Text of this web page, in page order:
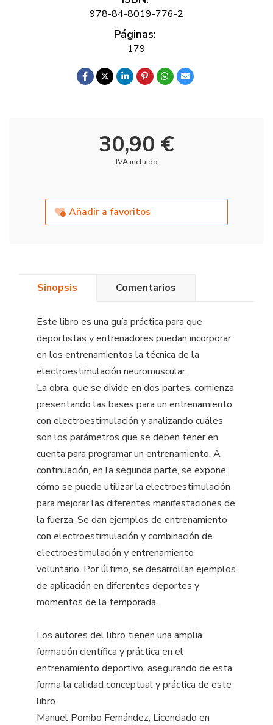
978-84-8019-776-2
Páginas:
179
30,90 €
IVA incluido
Añadir a favoritos
Sinopsis Comentarios
Este libro es una guía práctica para que
deportistas y entrenadores puedan incorporar
en los entrenamientos la técnica de la
electroestimulación neuromuscular.
La obra, que se divide en dos partes, comienza
presentando las bases para un entrenamiento
con electroestimulación y analizando cuáles
son los parámetros que se deben tener en
cuenta para programar un entrenamiento. A
continuación, en la segunda parte, se expone
cómo se puede utilizar la electroestimulación
para mejorar las diferentes manifestaciones de
la fuerza. Se dan ejemplos de entrenamiento
con electroestimulación y combinación de
electroestimulación y entrenamiento
voluntario. Por último, se desarrollan ejemplos
de aplicación en diferentes deportes y
momentos de la temporada.
Los autores del libro tienen una amplia
formación científica y práctica en el
entrenamiento deportivo, asegurando de esta
forma la calidad conceptual y práctica de este
libro.
Manuel Pombo Fernández, Licenciado en